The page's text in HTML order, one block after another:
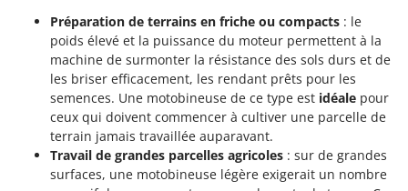
Préparation de terrains en friche ou compacts : le
poids élevé et la puissance du moteur permettent à la
machine de surmonter la résistance des sols durs et de
les briser efficacement, les rendant prêts pour les
semences. Une motobineuse de ce type est idéale pour
ceux qui doivent commencer à cultiver une parcelle de
terrain jamais travaillée auparavant.
Travail de grandes parcelles agricoles : sur de grandes
surfaces, une motobineuse légère exigerait un nombre